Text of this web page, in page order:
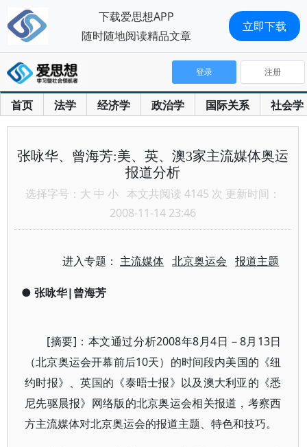
首页 法学 经济学 政治学 国际关系 社会学
登录 注册
张咏华、曾海芳:美、英、澳3家主流媒体奥运
报道分析
选择字号： 大 中 小 本文共阅读 4145 次 更新时间：
2008-11-14 23:46
进入专题： 主流媒体 北京奥运会 报道主题
● 张咏华|曾海芳
[摘要]：本文通过分析2008年8月4日－8月13日
（北京奥运会开幕前后10天）的时间段内美国的《纽
约时报》、英国的《泰晤士报》以及澳大利亚的《悉
尼先驱晨报》网络版的北京奥运会相关报道，考察西
方主流媒体对北京奥运会的报道主题、特色和技巧。
下载爱思想APP
随时随地阅读精品文章
立即下载